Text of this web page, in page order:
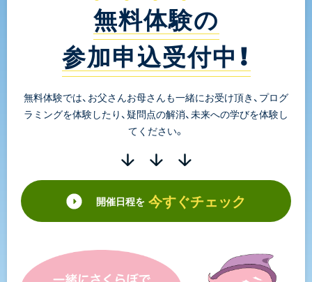
無料体験の
参加申込受付中！
無料体験では、お父さんお母さんも一緒にお受け頂き、プログ
ラミングを体験したり、疑問点の解消、未来への学びを体験し
てください。
開催日程を 今すぐチェック